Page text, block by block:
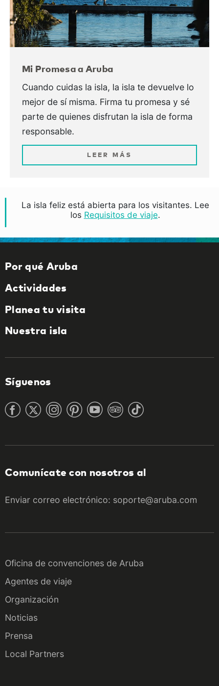
Mi Promesa a Aruba
Cuando cuidas la isla, la isla te devuelve lo
mejor de sí misma. Firma tu promesa y sé
parte de quienes disfrutan la isla de forma
responsable.
LEER MÁS
La isla feliz está abierta para los visitantes. Lee
los Requisitos de viaje.
Por qué Aruba
Actividades
Planea tu visita
Nuestra isla
Síguenos
Comunícate con nosotros al
Enviar correo electrónico: soporte@aruba.com
Oficina de convenciones de Aruba
Agentes de viaje
Organización
Noticias
Prensa
Local Partners